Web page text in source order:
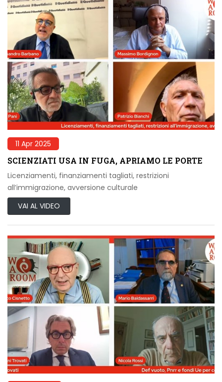
11 Apr 2025
SCIENZIATI USA IN FUGA, APRIAMO LE PORTE
Licenziamenti, finanziamenti tagliati, restrizioni
all’immigrazione, avversione culturale
VAI AL VIDEO